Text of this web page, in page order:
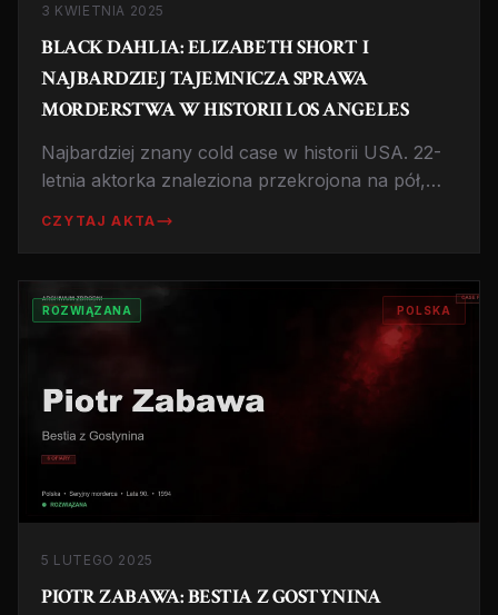
3 KWIETNIA 2025
BLACK DAHLIA: ELIZABETH SHORT I
NAJBARDZIEJ TAJEMNICZA SPRAWA
MORDERSTWA W HISTORII LOS ANGELES
Najbardziej znany cold case w historii USA. 22-
letnia aktorka znaleziona przekrojona na pół,
CZYTAJ AKTA
ROZWIĄZANA POLSKA
5 LUTEGO 2025
PIOTR ZABAWA: BESTIA Z GOSTYNINA